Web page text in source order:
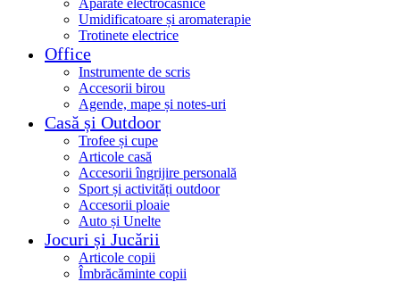
Aparate electrocasnice
Umidificatoare și aromaterapie
Trotinete electrice
Office
Instrumente de scris
Accesorii birou
Agende, mape și notes-uri
Casă și Outdoor
Trofee și cupe
Articole casă
Accesorii îngrijire personală
Sport și activități outdoor
Accesorii ploaie
Auto și Unelte
Jocuri și Jucării
Articole copii
Îmbrăcăminte copii